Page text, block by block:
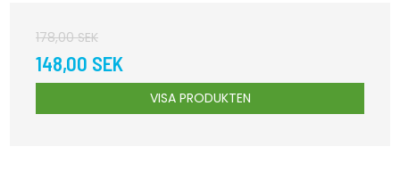
178,00 SEK
148,00 SEK
VISA PRODUKTEN